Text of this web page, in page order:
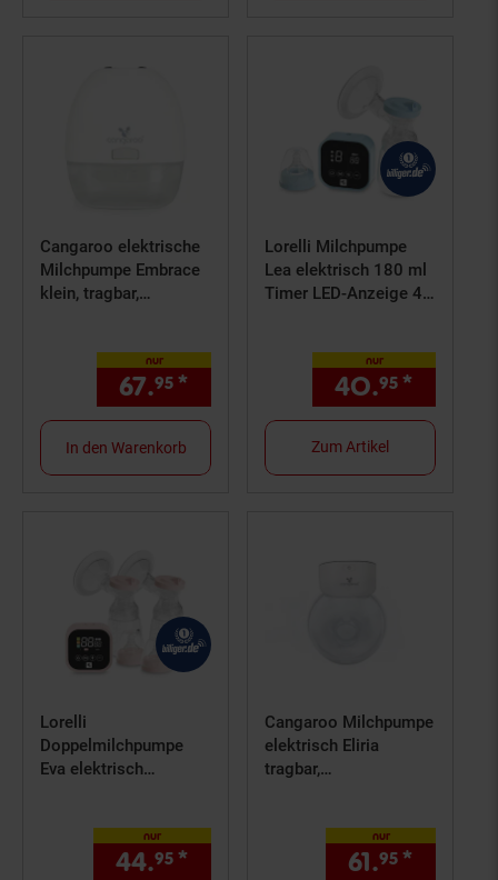
Cangaroo elektrische
Milchpumpe Embrace
klein, tragbar,
nur
67.95 * € Sternchen
In den Warenkorb
Lorelli Milchpumpe
Lea elektrisch 180 ml
Timer LED-Anzeige 4
nur
40.95 *
Zum Artikel
Lorelli
Doppelmilchpumpe
Eva elektrisch
Timer rosa
nur
44.95 * € Sternchen
Cangaroo Milchpumpe
elektrisch Eliria
tragbar,
nur
61.95 *